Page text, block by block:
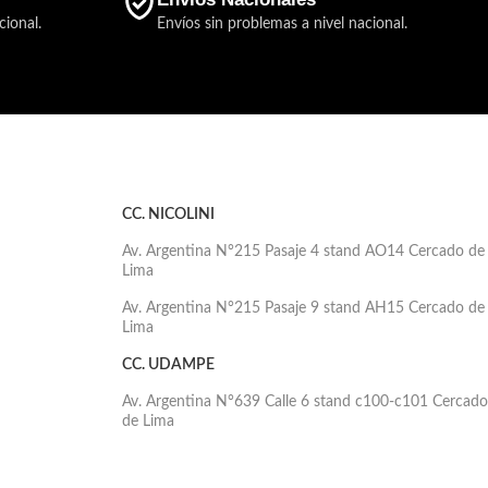
Llamadas sigilosas y directas entre departamentos.
envía 2 bips largos indicando la atención.
Envíos sin problemas a nivel nacional.
CC. NICOLINI
Av. Argentina N°215 Pasaje 4 stand AO14 Cercado de
Lima
Av. Argentina N°215 Pasaje 9 stand AH15 Cercado de
Lima
CC. UDAMPE
Av. Argentina N°639 Calle 6 stand c100-c101 Cercado
de Lima